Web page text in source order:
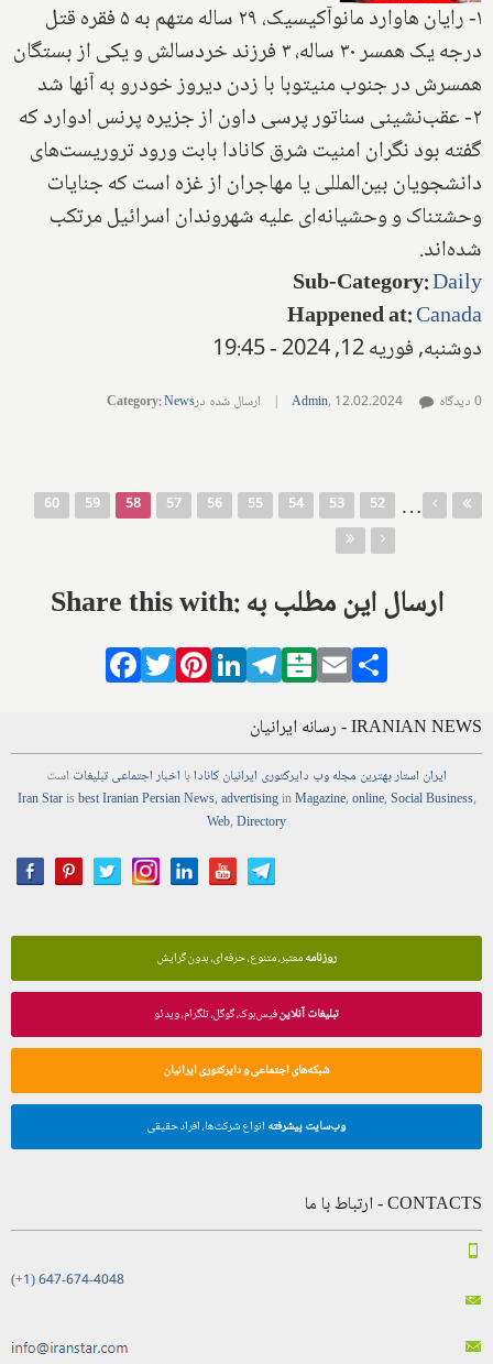
۱- رایان هاوارد مانوآکیسیک، ۲۹ ساله متهم به ۵ فقره قتل
درجه یک همسر ۳۰ ساله، ۳ فرزند خردسالش و یکی از بستگان
همسرش در جنوب منیتوبا با زدن دیروز خودرو به آنها شد
۲- عقب‌نشینی سناتور پرسی داون از جزیره پرنس ادوارد که
گفته بود نگران امنیت شرق کانادا بابت ورود تروریست‌های
دانشجویان بین‌المللی یا مهاجران از غزه است که جنایات
وحشتناک و وحشیانه‌ای علیه شهروندان اسرائیل مرتکب
شده‌اند.
Sub-Category:Daily
Happened at:Canada
دوشنبه, فوریه 12, 2024 - 19:45
Admin, 12.02.2024
| ارسال شده در Category:News 0 دیدگاه
صفحه‌ها
…
52
53
54
55
56
57
58
59
60
Share this with: ارسال این مطلب به
Facebook
TwitterPinterestLinkedIn
Telegram
Balatarin
Email
IRANIAN NEWS - رسانه ایرانیان
ایران استاربهترین مجلهوب دایرکتوری ایرانیان کانادابا اخباراجتماعیتبلیغات است
Iran Starisbest Iranian PersianNews,advertisinginMagazine,online,Social Business,
Web,Directory
روزنامهمعتبر، متنوع، حرفه‌ای، بدون گرایش
تبلیغات آنلاینفیس‌بوک، گوگل، تلگرام، ویدئو
شبکه‌های اجتماعی و دایرکتوری ایرانیان
وب‌سایت پیشرفته انواع شرکت‌ها، افراد حقیقی
CONTACTS - ارتباط با ما
(+1) 647-674-4048